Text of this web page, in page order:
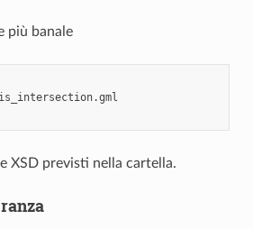
più banale
XSD previsti nella cartella.